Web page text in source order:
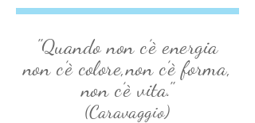
"Quando non c’è energia
non c’è colore,non c’è forma,
non c’è vita."
(Caravaggio)